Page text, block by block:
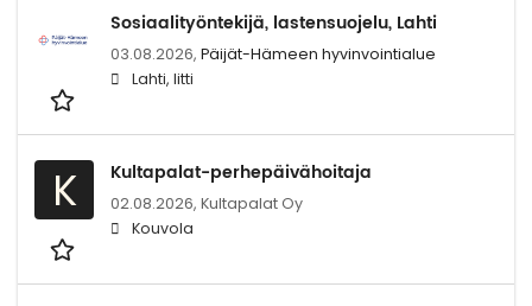
Sosiaalityöntekijä, lastensuojelu, Lahti
03.08.2026, Päijät-Hämeen hyvinvointialue
Lahti, Iitti
K Kultapalat-perhepäivähoitaja
02.08.2026, Kultapalat Oy
Kouvola